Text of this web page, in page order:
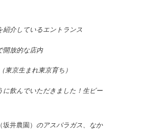
紹介しているエントランス
開放的な店内
東京生まれ東京育ち）
に飲んでいただきました！生ビー
（坂井農園） のアスパラガス、なか